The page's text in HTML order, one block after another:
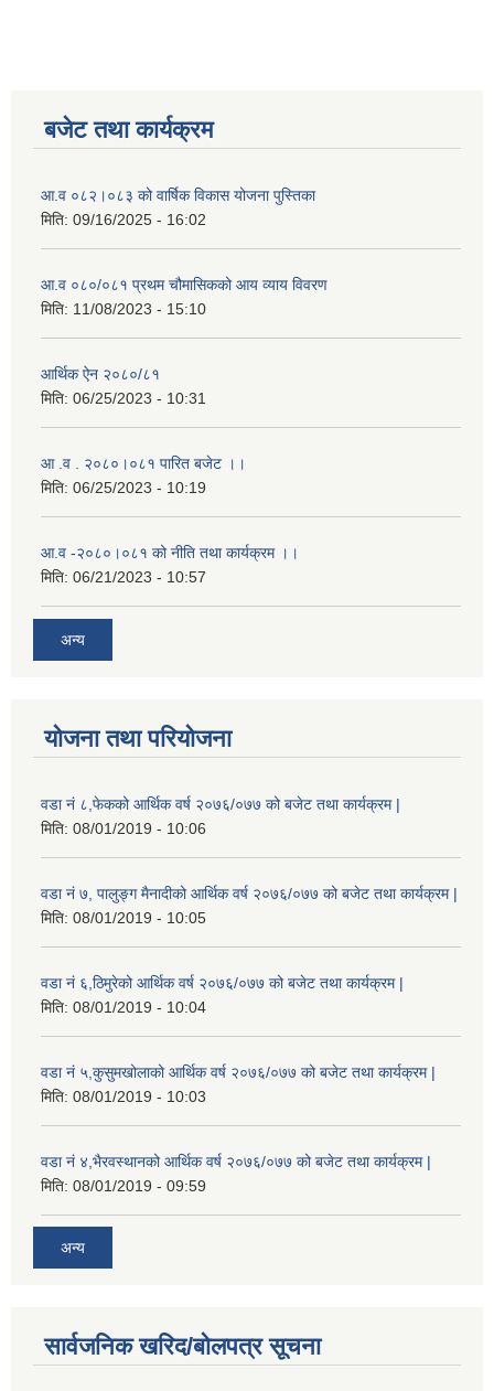
बजेट तथा कार्यक्रम
आ.व ०८२।०८३ को वार्षिक विकास योजना पुस्तिका
मिति: 09/16/2025 - 16:02
आ.व ०८०/०८१ प्रथम चौमासिकको आय व्याय विवरण
मिति: 11/08/2023 - 15:10
आर्थिक ऐन २०८०/८१
मिति: 06/25/2023 - 10:31
आ .व . २०८०।०८१ पारित बजेट ।।
मिति: 06/25/2023 - 10:19
आ.व -२०८०।०८१ को नीति तथा कार्यक्रम ।।
मिति: 06/21/2023 - 10:57
अन्य
योजना तथा परियोजना
वडा नं ८,फेकको आर्थिक वर्ष २०७६/०७७ को बजेट तथा कार्यक्रम |
मिति: 08/01/2019 - 10:06
वडा नं ७, पालुङ्ग मैनादीको आर्थिक वर्ष २०७६/०७७ को बजेट तथा कार्यक्रम |
मिति: 08/01/2019 - 10:05
वडा नं ६,ठिमुरेको आर्थिक वर्ष २०७६/०७७ को बजेट तथा कार्यक्रम |
मिति: 08/01/2019 - 10:04
वडा नं ५,कुसुमखोलाको आर्थिक वर्ष २०७६/०७७ को बजेट तथा कार्यक्रम |
मिति: 08/01/2019 - 10:03
वडा नं ४,भैरवस्थानको आर्थिक वर्ष २०७६/०७७ को बजेट तथा कार्यक्रम |
मिति: 08/01/2019 - 09:59
अन्य
सार्वजनिक खरिद/बोलपत्र सूचना